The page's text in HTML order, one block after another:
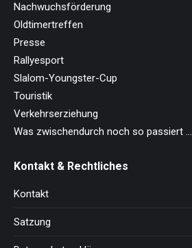
Nachwuchsförderung
Oldtimertreffen
Presse
Rallyesport
Slalom-Youngster-Cup
Touristik
Verkehrserziehung
Was zwischendurch noch so passiert …
Kontakt & Rechtliches
Kontakt
Satzung